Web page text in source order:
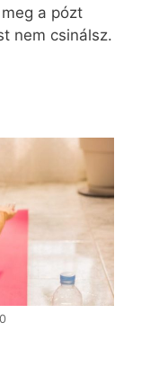
a pózt
nem csinálsz.